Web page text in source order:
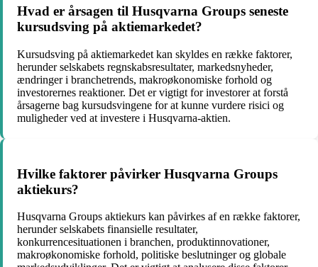
Hvad er årsagen til Husqvarna Groups seneste
kursudsving på aktiemarkedet?
Kursudsving på aktiemarkedet kan skyldes en række faktorer,
herunder selskabets regnskabsresultater, markedsnyheder,
ændringer i branchetrends, makroøkonomiske forhold og
investorernes reaktioner. Det er vigtigt for investorer at forstå
årsagerne bag kursudsvingene for at kunne vurdere risici og
muligheder ved at investere i Husqvarna-aktien.
Hvilke faktorer påvirker Husqvarna Groups
aktiekurs?
Husqvarna Groups aktiekurs kan påvirkes af en række faktorer,
herunder selskabets finansielle resultater,
konkurrencesituationen i branchen, produktinnovationer,
makroøkonomiske forhold, politiske beslutninger og globale